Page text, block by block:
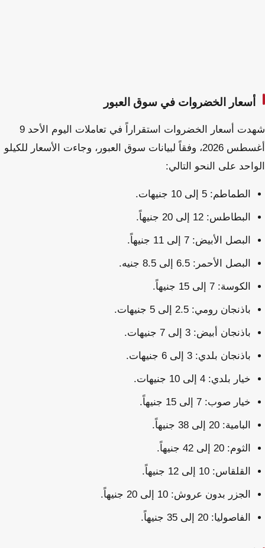
أسعار الخضروات في سوق العبور
شهدت أسعار الخضروات استقراراً في تعاملات اليوم الأحد 9
أغسطس 2026، وفقاً لبيانات سوق العبور، وجاءت الأسعار للكيلو
الواحد على النحو التالي:
الطماطم: 5 إلى 10 جنيهات.
البطاطس: 12 إلى 20 جنيهاً.
البصل الأبيض: 7 إلى 11 جنيهاً.
البصل الأحمر: 6.5 إلى 8.5 جنيه.
الكوسة: 7 إلى 15 جنيهاً.
باذنجان رومي: 2.5 إلى 5 جنيهات.
باذنجان أبيض: 3 إلى 7 جنيهات.
باذنجان بلدي: 3 إلى 6 جنيهات.
خيار بلدي: 4 إلى 10 جنيهات.
خيار صوب: 7 إلى 15 جنيهاً.
البامية: 20 إلى 38 جنيهاً.
الثوم: 20 إلى 42 جنيهاً.
القلقاس: 10 إلى 12 جنيهاً.
الجزر بدون عروش: 10 إلى 20 جنيهاً.
الفاصوليا: 20 إلى 35 جنيهاً.